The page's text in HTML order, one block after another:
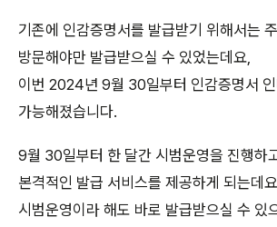
기존에 인감증명서를 발급받기 위해서는
방문해야만 발급받으실 수 있었는데요,
이번 2024년 9월 30일부터 인감증명서 인
가능해졌습니다.
9월 30일부터 한 달간 시범운영을 진행하
본격적인 발급 서비스를 제공하게 되는데
시범운영이라 해도 바로 발급받으실 수 있